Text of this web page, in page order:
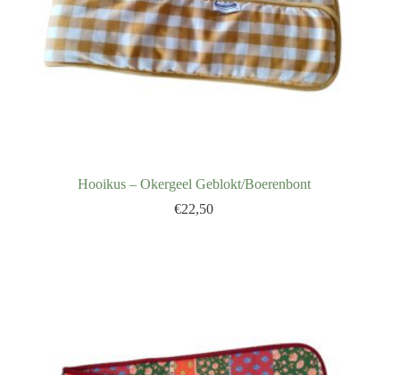
Hooikus – Okergeel Geblokt/Boerenbont
€22,50